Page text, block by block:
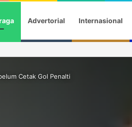
Advertorial Internasional
Cetak Gol Penalti